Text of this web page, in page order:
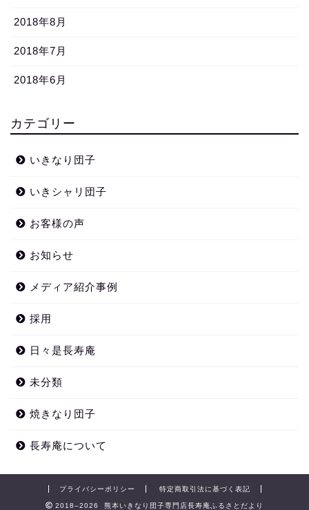
2018年8月
2018年7月
2018年6月
カテゴリー
いきなり団子
いきシャリ団子
お客様の声
お知らせ
メディア紹介事例
採用
日々是長寿庵
未分類
焼きなり団子
長寿庵について
プライバシーポリシー 特定商取引法に基づく表記
2018–2026 熊本いきなり団子専門店長寿庵ふるさとだより